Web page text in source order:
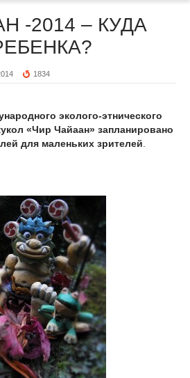
-2014 – КУДА
1834
эколого-этнического
«Чир Чайаан» запланировано
для маленьких зрителей